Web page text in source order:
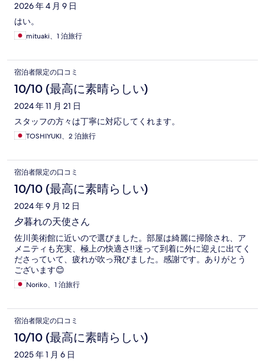
2026 年 4 月 9 日
はい。
mituaki、1 泊旅行
宿泊者限定の口コミ
10/10 (最高に素晴らしい)
2024 年 11 月 21 日
スタッフの方々は丁寧に対応してくれます。
TOSHIYUKI、2 泊旅行
宿泊者限定の口コミ
10/10 (最高に素晴らしい)
2024 年 9 月 12 日
夕暮れの天使さん
佐川美術館に近いので選びました。部屋は綺麗に掃除され、ア
メニティも充実、極上の快適さ!!迷って到着に外に迎えに出てく
ださっていて、疲れが吹っ飛びました。感謝です。ありがとう
ございます😊
Noriko、1 泊旅行
宿泊者限定の口コミ
10/10 (最高に素晴らしい)
2025 年 1 月 6 日